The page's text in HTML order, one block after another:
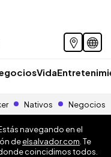
Vida
Nativos Negocios
navegando en el
deelsalvador.com . Te
coincidimos todos.